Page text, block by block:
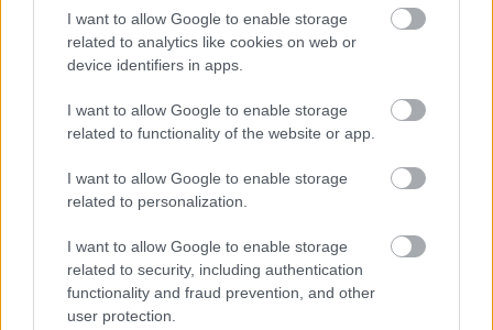
I want to allow Google to enable storage
related to analytics like cookies on web or
device identifiers in apps.
I want to allow Google to enable storage
related to functionality of the website or app.
I want to allow Google to enable storage
related to personalization.
I want to allow Google to enable storage
related to security, including authentication
functionality and fraud prevention, and other
user protection.
τράπερ για την οδήγηση με 182 χλμ./ώρα στην ΠΑΘΕ
Πυροσβεστική: Επτά συλλήψεις για εμπρησμό από
ΜΑΧΑΙΡΙ ΕΠΙΘΕΣΗ ΡΟΜΑ